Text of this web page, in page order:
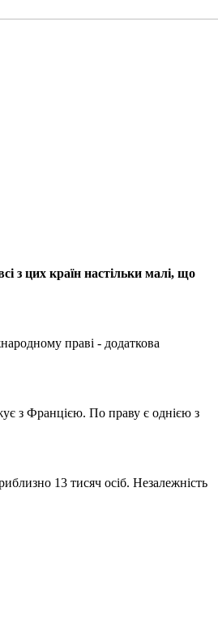
з цих країн настільки малі, що
праві - додаткова
з Францією. По праву є однією з
13 тисяч осіб. Незалежність